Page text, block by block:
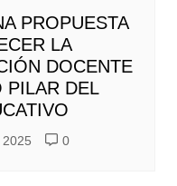
PROPUESTA
LA
DOCENTE
PILAR DEL
0